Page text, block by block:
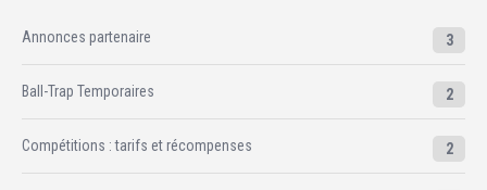
Annonces partenaire 3
Ball-Trap Temporaires 2
Compétitions : tarifs et récompenses 2